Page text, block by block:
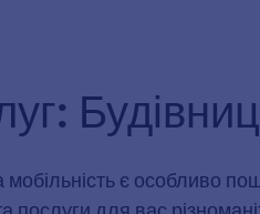
мобільність є особливо